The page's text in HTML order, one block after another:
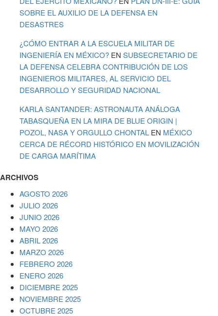
SOBRE EL AUXILIO DE LA DEFENSA EN
DESASTRES
¿CÓMO ENTRAR A LA ESCUELA MILITAR DE
INGENIERÍA EN MÉXICO? EN SUBSECRETARIO DE
LA DEFENSA CELEBRA CONTRIBUCIÓN DE LOS
INGENIEROS MILITARES, AL SERVICIO DEL
DESARROLLO Y SEGURIDAD NACIONAL
KARLA SANTANDER: ASTRONAUTA ANÁLOGA
TABASQUEÑA EN LA MIRA DE BLUE ORIGIN |
POZOL, NASA Y ORGULLO CHONTAL EN MÉXICO
CERCA DE RÉCORD HISTÓRICO EN MOVILIZACIÓN
DE CARGA MARÍTIMA
ARCHIVOS
AGOSTO 2026
JULIO 2026
JUNIO 2026
MAYO 2026
ABRIL 2026
MARZO 2026
FEBRERO 2026
ENERO 2026
DICIEMBRE 2025
NOVIEMBRE 2025
OCTUBRE 2025